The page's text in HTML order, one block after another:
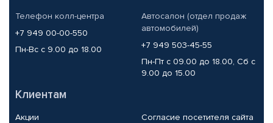
Телефон колл-центра
+7 949 00-00-550
Пн-Вс с 9.00 до 18.00
Автосалон (отдел продаж
автомобилей)
+7 949 503-45-55
Пн-Пт с 09.00 до 18.00, Сб с
9.00 до 15.00
Клиентам
Акции
Согласие посетителя сайта